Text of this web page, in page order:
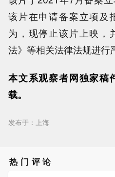
该片在申请备案立项及
为，现停止该片上映，
法》等相关法律法规进行
本文系观察者网独家稿
载。
发布于：上海
热门评论